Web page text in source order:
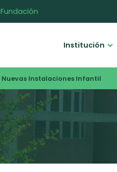
Fundación
Institución
Nuevas Instalaciones Infantil